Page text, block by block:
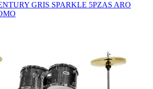
GRIS SPARKLE 5PZAS ARO